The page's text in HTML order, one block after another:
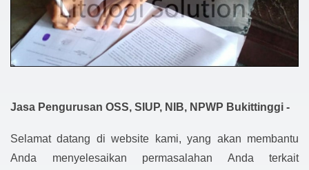
Jasa Pengurusan OSS, SIUP, NIB, NPWP Bukittinggi -
Selamat datang di website kami, yang akan membantu
Anda menyelesaikan permasalahan Anda terkait